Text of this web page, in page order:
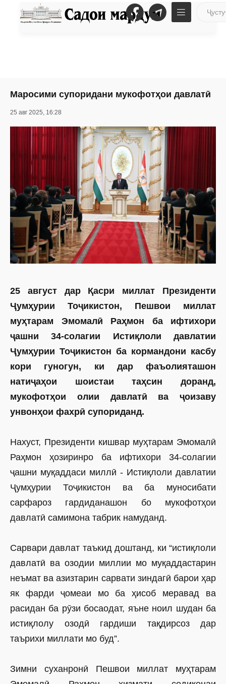
Маросими супоридани мукофотҳои давлатӣ
25 авг 2025, 16:28
25 август дар Қасри миллат Президенти
Ҷумҳурии Тоҷикистон, Пешвои миллат
муҳтарам Эмомалӣ Раҳмон ба ифтихори
ҷашни 34-солагии Истиқлоли давлатии
Ҷумҳурии Тоҷикистон ба кормандони касбу
кори гуногун, ки дар фаъолияташон
натиҷаҳои шоистаи таҳсин доранд,
мукофотҳои олии давлатӣ ва ҷоизаву
унвонҳои фахрӣ супориданд.
Нахуст, Президенти кишвар муҳтарам Эмомалӣ
Раҳмон ҳозиринро ба ифтихори 34-солагии
ҷашни муқаддаси миллӣ - Истиқлоли давлатии
Ҷумҳурии Тоҷикистон ва ба муносибати
сарфароз гардиданашон бо мукофотҳои
давлатӣ самимона табрик намуданд.
Сарвари давлат таъкид доштанд, ки “истиқлоли
давлатӣ ва озодии миллии мо муқаддастарин
неъмат ва азизтарин сарвати зиндагӣ барои ҳар
як фарди ҷомеаи мо ба ҳисоб меравад ва
расидан ба рӯзи босаодат, яъне ноил шудан ба
истиқлолу озодӣ гардиши тақдирсоз дар
таърихи миллати мо буд”.
Зимни суханронӣ Пешвои миллат муҳтарам